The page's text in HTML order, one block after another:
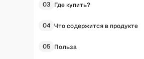
03 Где купить?
04 Что содержится в продукте
05 Польза